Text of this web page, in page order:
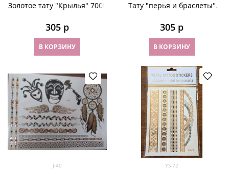
Золотое тату "Крылья" 7005
305 р
В КОРЗИНУ
Тату "перья и браслеты"
305 р
В КОРЗИНУ
J-40 YS-72